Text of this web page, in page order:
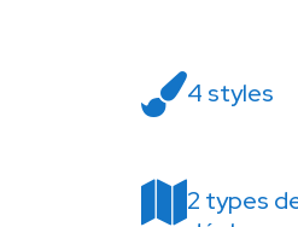
4 styles
2 types